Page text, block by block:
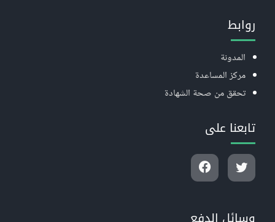
روابط
المدونة
مركز المساعدة
تحقق من صحة الشهادة
تابعنا على